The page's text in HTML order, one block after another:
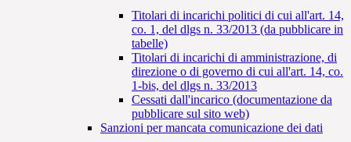
Titolari di incarichi politici di cui all'art. 14,
co. 1, del dlgs n. 33/2013 (da pubblicare in
tabelle)
Titolari di incarichi di amministrazione, di
direzione o di governo di cui all'art. 14, co.
1-bis, del dlgs n. 33/2013
Cessati dall'incarico (documentazione da
pubblicare sul sito web)
Sanzioni per mancata comunicazione dei dati